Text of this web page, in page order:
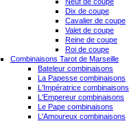
Dix de coupe
Cavalier de coupe
Valet de coupe
Reine de coupe
Roi de coupe
Combinaisons Tarot de Marseille
Bateleur combinaisons
La Papesse combinaisons
L'Impératrice combinaisons
L'Empereur combinaisons
Le Pape combinaisons
L'Amoureux combinaisons